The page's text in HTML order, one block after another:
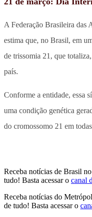
A Federação Brasileira das
estima que, no Brasil, em
de trissomia 21, que
país.
Conforme a entidade, essa
uma condição genética
do cromossomo 21 em
Receba notícias de Brasil
tudo! Basta acessar o canal
Receba notícias do
de tudo! Basta acessar o